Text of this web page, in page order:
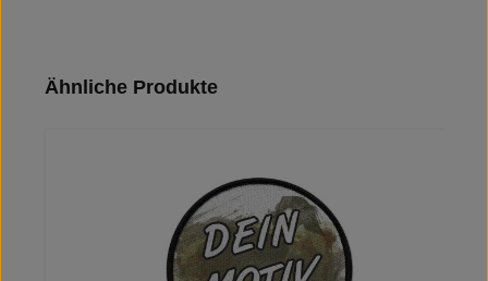
Produktgalerie überspringen
Ähnliche Produkte